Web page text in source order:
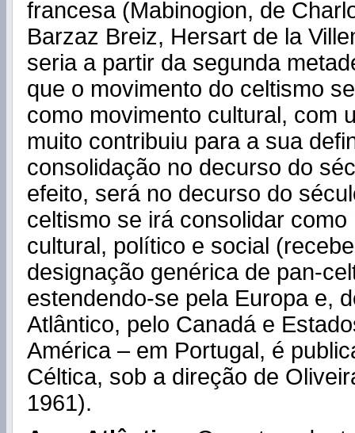
francesa (Mabinogion, de
Barzaz Breiz, Hersart de la
seria a partir da segunda
que o movimento do celtismo
como movimento cultural, com
muito contribuiu para a sua
consolidação no decurso do
efeito, será no decurso do
celtismo se irá consolidar como
cultural, político e social
designação genérica de pan-
estendendo-se pela Europa e,
Atlântico, pelo Canadá e
América – em Portugal, é
Céltica, sob a direção de
1961).